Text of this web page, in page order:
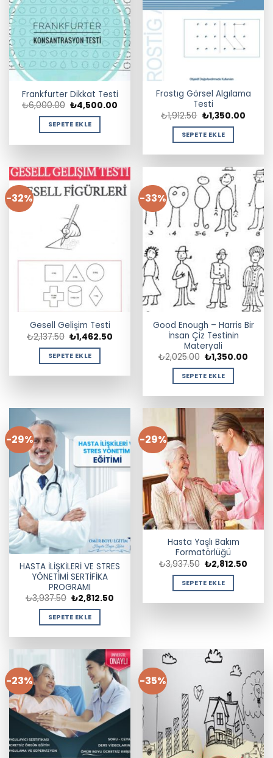
Frankfurter Dikkat Testi
₺6,000.00 Orijinal
fiyat:
₺6,000.00.
₺4,500.00
SEPETE EKLE
Frostıg Görsel Algılama
Testi
₺1,912.50 Orijinal
fiyat:
₺1,912.50.
₺1,350.00Şu
SEPETE EKLE
-32%
Gesell Gelişim Testi
₺2,137.50 Orijinal
fiyat:
₺2,137.50.
₺1,462.50
SEPETE EKLE
-33%
Good Enough – Harris Bir
İnsan Çiz Testinin
Materyali
₺2,025.00 Orijinal
fiyat:
₺2,025.00.
₺1,350.00
SEPETE EKLE
-29%
HASTA İLİŞKİLERİ VE STRES
YÖNETİMİ SERTİFİKA
PROGRAMI
₺3,937.50 Orijinal
fiyat:
₺3,937.50.
₺2,812.50
SEPETE EKLE
-29%
Hasta Yaşlı Bakım
Formatörlüğü
₺3,937.50 Orijinal
fiyat:
₺3,937.50.
₺2,812.50
SEPETE EKLE
-23% -35%